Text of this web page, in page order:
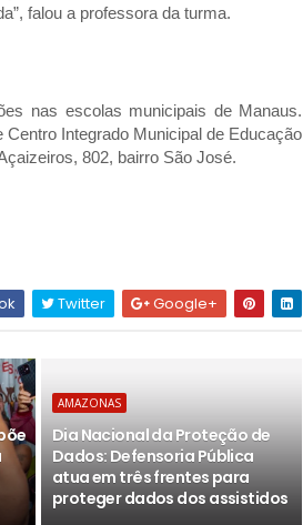
falou a professora da turma.
nas escolas municipais de Manaus.
Integrado Municipal de Educação
802, bairro São José.
Twitter Google+
AMAZONAS
Dia Nacional da Proteção de
Dados: Defensoria Pública
atua em três frentes para
proteger dados dos assistidos